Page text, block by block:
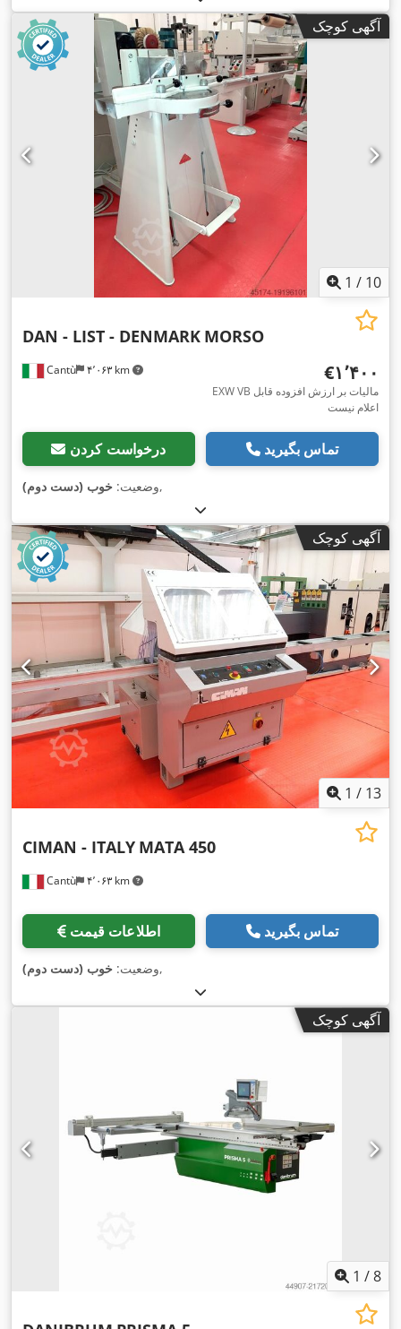
میلی‌متر, قطر تیغ اره:۵۵۰ میلی‌متر , وزن خالی:۵۰۰ کیلوگرم ,
آگهی کوچک
1 / 10
Cantù ۴٬۰۶۳ km
DAN - LIST - DENMARK MORSO
‎€۱٬۴۰۰
EXW VB مالیات بر ارزش افزوده قابل
اعلام نیست
درخواست کردن تماس بگیرید
وضعیت: خوب (دست دوم) ,
آگهی کوچک
1 / 13
Cantù ۴٬۰۶۳ km
CIMAN - ITALY MATA 450
اطلاعات قیمت تماس بگیرید
وضعیت: خوب (دست دوم) ,
آگهی کوچک
1 /8